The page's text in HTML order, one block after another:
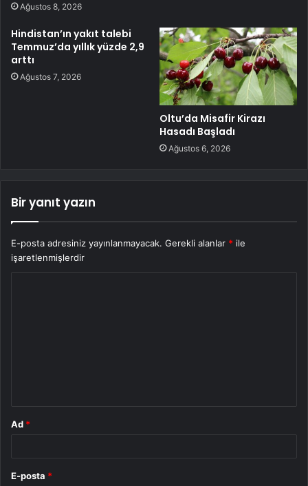
Ağustos 8, 2026
Hindistan’ın yakıt talebi
Temmuz’da yıllık yüzde 2,9
arttı
Ağustos 7, 2026
Oltu’da Misafir Kirazı
Hasadı Başladı
Ağustos 6, 2026
Bir yanıt yazın
E-posta adresiniz yayınlanmayacak. Gerekli alanlar * ile
işaretlenmişlerdir
Ad *
E-posta *